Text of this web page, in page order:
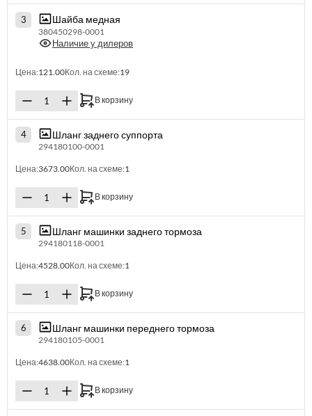
3 Шайба медная
380450298-0001
Наличие у дилеров
Цена:121.00Кол. на схеме:19
В корзину
4 Шланг заднего суппорта
294180100-0001
Цена:3673.00Кол. на схеме:1
В корзину
5 Шланг машинки заднего тормоза
294180118-0001
Цена:4528.00Кол. на схеме:1
В корзину
6 Шланг машинки переднего тормоза
294180105-0001
Цена:4638.00Кол. на схеме:1
В корзину